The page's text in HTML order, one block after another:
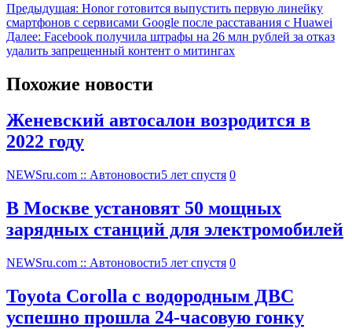
Предыдущая: Honor готовится выпустить первую линейку
смартфонов с сервисами Google после расставания с Huawei
Далее: Facebook получила штрафы на 26 млн рублей за отказ
удалить запрещенный контент о митингах
Похожие новости
Женевский автосалон возродится в
2022 году
NEWSru.com :: Автоновости5 лет спустя 0
В Москве установят 50 мощных
зарядных станций для электромобилей
NEWSru.com :: Автоновости5 лет спустя 0
Toyota Corolla с водородным ДВС
успешно прошла 24-часовую гонку